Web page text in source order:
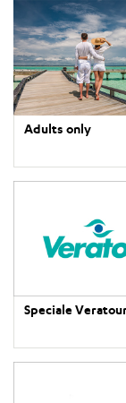
Adults only
Speciale